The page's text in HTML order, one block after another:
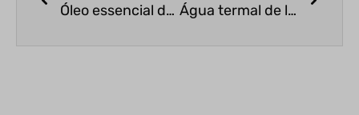
Óleo essencial de hortelã pimenta: descubra agora seus benefícios Água termal de lavanda